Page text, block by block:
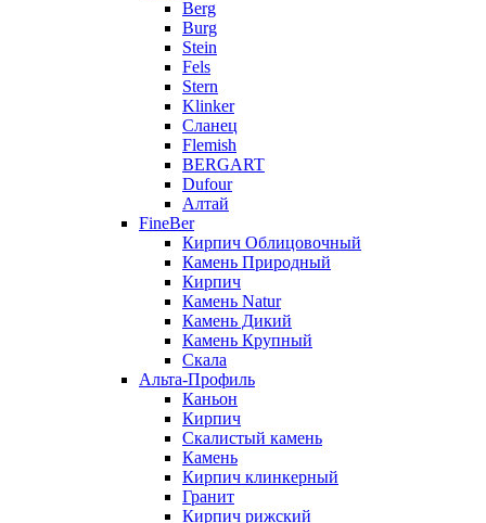
Berg
Burg
Stein
Fels
Stern
Klinker
Сланец
Flemish
BERGART
Dufour
Алтай
FineBer
Кирпич Облицовочный
Камень Природный
Кирпич
Камень Natur
Камень Дикий
Камень Крупный
Скала
Альта-Профиль
Каньон
Кирпич
Скалистый камень
Камень
Кирпич клинкерный
Гранит
Кирпич рижский